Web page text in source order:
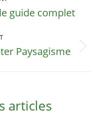
guide complet
Paysagisme
articles